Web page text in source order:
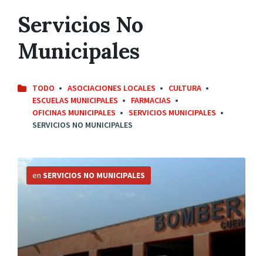
Servicios No
Municipales
TODO ASOCIACIONES LOCALES
CULTURA
ESCUELAS MUNICIPALES
FARMACIAS
OFICINAS MUNICIPALES
SERVICIOS MUNICIPALES
SERVICIOS NO MUNICIPALES
en SERVICIOS NO MUNICIPALES
Más
información